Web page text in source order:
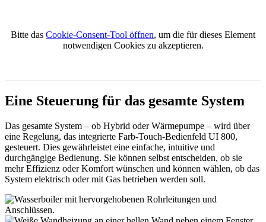
Bitte das Cookie-Consent-Tool öffnen, um die für dieses Element
notwendigen Cookies zu akzeptieren.
Eine Steuerung für das gesamte System
Das gesamte System – ob Hybrid oder Wärmepumpe – wird über
eine Regelung, das integrierte Farb-Touch-Bedienfeld UI 800,
gesteuert. Dies gewährleistet eine einfache, intuitive und
durchgängige Bedienung. Sie können selbst entscheiden, ob sie
mehr Effizienz oder Komfort wünschen und können wählen, ob das
System elektrisch oder mit Gas betrieben werden soll.